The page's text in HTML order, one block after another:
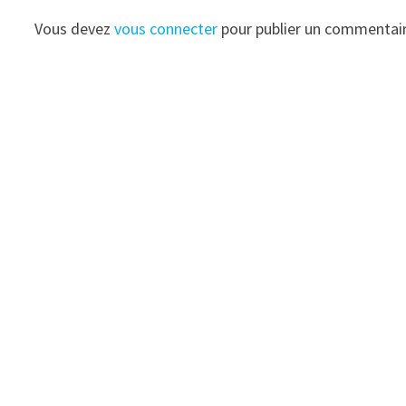
Vous devezvous connecter pour publier un